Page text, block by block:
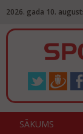
2026. gada 10.
SĀKUMS